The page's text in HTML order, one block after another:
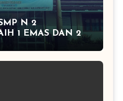
N 2
1 EMAS DAN 2
CUP